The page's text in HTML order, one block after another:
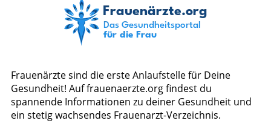
Frauenärzte sind die erste Anlaufstelle für Deine
Gesundheit! Auf frauenaerzte.org findest du
spannende Informationen zu deiner Gesundheit und
ein stetig wachsendes Frauenarzt-Verzeichnis.